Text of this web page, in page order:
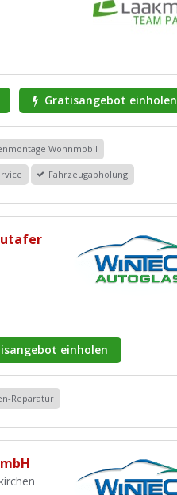
Gratisangebot einholen
Wohnmobil
Fahrzeugabholung
einholen
Reparatur